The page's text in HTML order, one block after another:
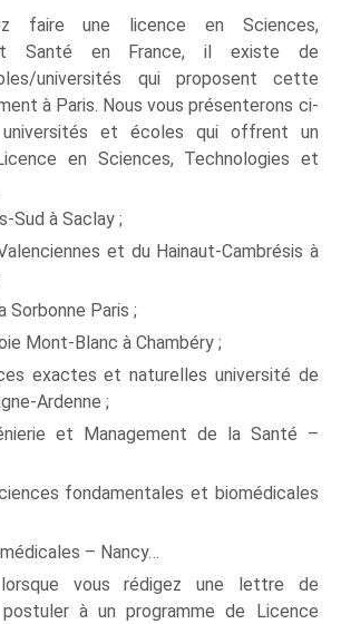
faire une licence en Sciences,
Santé en France, il existe de
universités qui proposent cette
à Paris. Nous vous présenterons ci-
universités et écoles qui offrent un
en Sciences, Technologies et
Sud à Saclay ;
et du Hainaut-Cambrésis à
Sorbonne Paris ;
Mont-Blanc à Chambéry ;
exactes et naturelles université de
Ardenne ;
et Management de la Santé –
fondamentales et biomédicales
– Nancy…
vous rédigez une lettre de
à un programme de Licence